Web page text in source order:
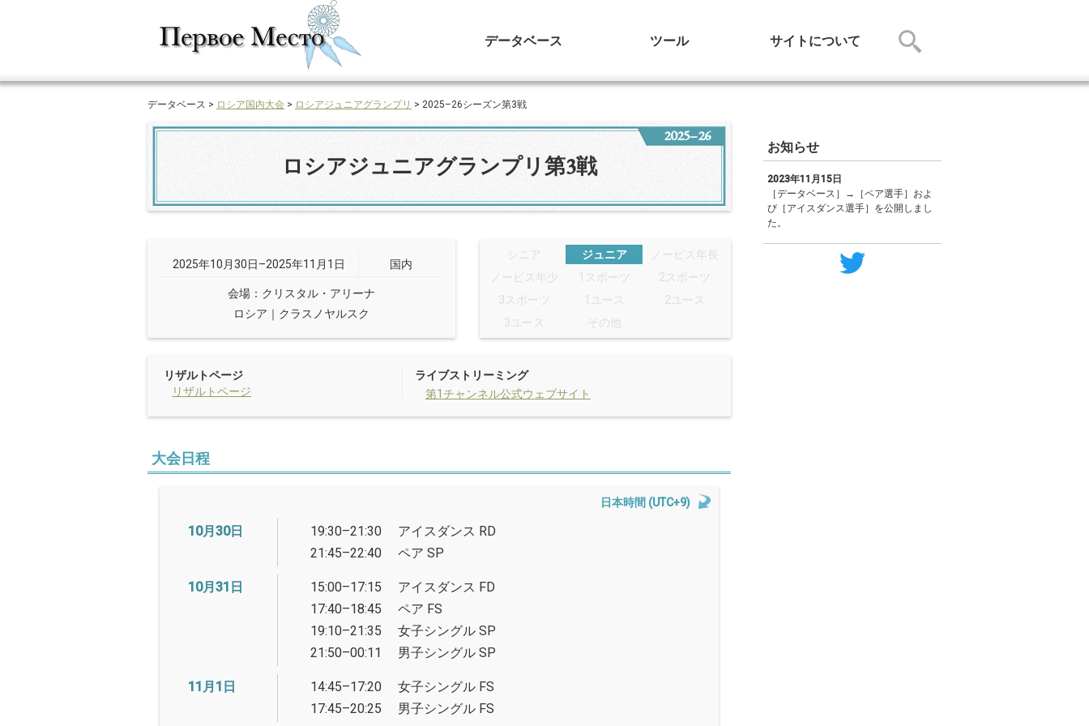
データベース ツール サイトについて
データベース > ロシア国内大会 > ロシアジュニアグランプリ > 2025–26シーズン第3戦
2025–26
ロシアジュニアグランプリ第3戦
2025年10月30日–2025年11月1日 国内
会場：クリスタル・アリーナ
ロシア｜クラスノヤルスク
シニア ジュニア
ノービス年長
ノービス年少
1スポーツ
2スポーツ
3スポーツ
1ユース
2ユース
3ユース
その他
リザルトページ
リザルトページ
ライブストリーミング
第1チャンネル公式ウェブサイト
大会日程
日本時間 (UTC+9)
10月30日 19:30–21:30
アイスダンス RD
21:45–22:40
ペア SP
10月31日 15:00–17:15
アイスダンス FD
17:40–18:45
ペア FS
19:10–21:35
女子シングル SP
21:50–00:11
男子シングル SP
11月1日 14:45–17:20
女子シングル FS
17:45–20:25
男子シングル FS
お知らせ
2023年11月15日
［データベース］→［ペア選手］およ
び［アイスダンス選手］を公開しまし
た。